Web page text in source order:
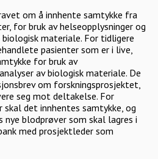
om å innhente samtykke fra
for bruk av helseopplysninger og
materiale. For tidligere
pasienter som er i live,
for bruk av
av biologisk materiale. De
om forskningsprosjektet,
seg mot deltakelse. For
det innhentes samtykke, og
blodprøver som skal lagres i
med prosjektleder som